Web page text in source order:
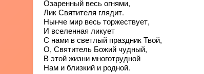
Озаренный весь огнями,
Лик Святителя глядит.
Нынче мир весь торжествует,
И вселенная ликует
С нами в светлый праздник Твой,
О, Святитель Божий чудный,
В этой жизни многотрудной
Нам и близкий и родной.